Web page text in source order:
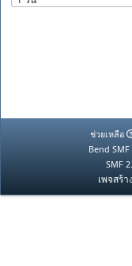
ช่วยเหลือ
Bend
SMF
เพจสร้